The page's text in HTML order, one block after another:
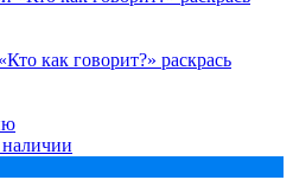
как говорит?» раскрась